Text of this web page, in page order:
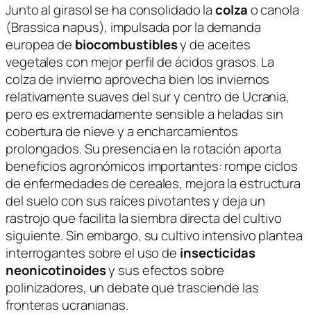
Junto al girasol se ha consolidado lacolzao canola
(Brassica napus), impulsada por la demanda
europea de biocombustiblesy de aceites
vegetales con mejor perfil de ácidos grasos. La
colza de invierno aprovecha bien los inviernos
relativamente suaves del sur y centro de Ucrania,
pero es extremadamente sensible a heladas sin
cobertura de nieve y a encharcamientos
prolongados. Su presencia en la rotación aporta
beneficios agronómicos importantes: rompe ciclos
de enfermedades de cereales, mejora la estructura
del suelo con sus raíces pivotantes y deja un
rastrojo que facilita la siembra directa del cultivo
siguiente. Sin embargo, su cultivo intensivo plantea
interrogantes sobre el uso de insecticidas
neonicotinoidesy sus efectos sobre
polinizadores, un debate que trasciende las
fronteras ucranianas.